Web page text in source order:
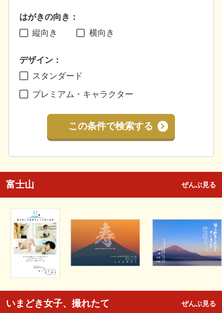
はがきの向き：
縦向き
横向き
デザイン：
スタンダード
プレミアム・キャラクター
この条件で検索する
富士山 ぜんぶ見る
いまどき女子、撮れたて ぜんぶ見る